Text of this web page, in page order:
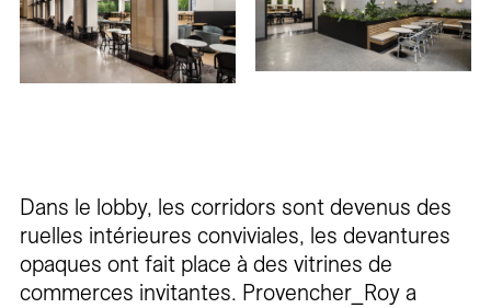
Dans le lobby, les corridors sont devenus des
ruelles intérieures conviviales, les devantures
opaques ont fait place à des vitrines de
commerces invitantes. Provencher_Roy a